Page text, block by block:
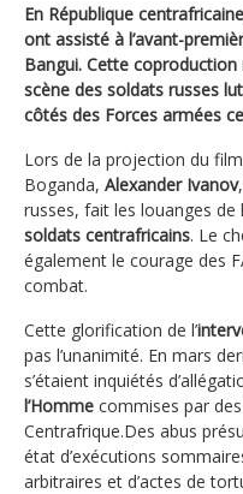
En République
ont assisté à l’avant-
Bangui. Cette
scène des soldats russes
côtés des Forces armées
Lors de la projection du
Boganda, Alexander Ivanov
russes, fait les louanges
soldats centrafricains. Le
également le courage des
combat.
Cette glorification de l’
pas l’unanimité. En mars
s’étaient inquiétés
l’Homme commises par
Centrafrique.Des abus
état d’exécutions
arbitraires et d’actes de